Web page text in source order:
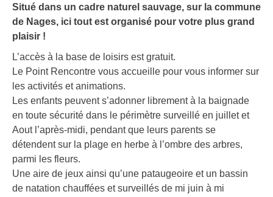
Situé dans un cadre naturel sauvage, sur la commune
de Nages, ici tout est organisé pour votre plus grand
plaisir !
L’accès à la base de loisirs est gratuit.
Le Point Rencontre vous accueille pour vous informer sur
les activités et animations.
Les enfants peuvent s’adonner librement à la baignade
en toute sécurité dans le périmètre surveillé en juillet et
Aout l’après-midi, pendant que leurs parents se
détendent sur la plage en herbe à l’ombre des arbres,
parmi les fleurs.
Une aire de jeux ainsi qu’une pataugeoire et un bassin
de natation chauffées et surveillés de mi juin à mi